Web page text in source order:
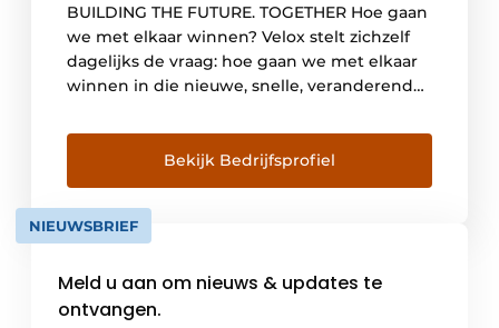
BUILDING THE FUTURE. TOGETHER Hoe gaan
we met elkaar winnen? Velox stelt zichzelf
dagelijks de vraag: hoe gaan we met elkaar
winnen in die nieuwe, snelle, veranderende
te hard gaan om ze voor jezelf te houden. De
technologieën te impactvol om je er niet in
te verdiepen. De projecten […]
Bekijk Bedrijfsprofiel
NIEUWSBRIEF
Meld u aan om nieuws & updates te
ontvangen.